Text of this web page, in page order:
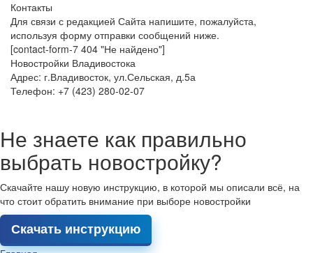
Контакты
Для связи с редакцией Сайта напишите, пожалуйста,
используя форму отправки сообщений ниже.
[contact-form-7 404 "Не найдено"]
Новостройки Владивостока
Адрес: г.Владивосток, ул.Сельская, д.5а
Телефон: +7 (423) 280-02-07
Не знаете как правильно
выбрать новостройку?
Скачайте нашу новую инструкцию, в которой мы описали всё, на
что стоит обратить внимание при выборе новостройки
Скачать инструкцию